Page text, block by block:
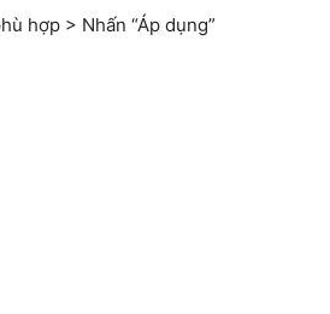
hợp > Nhấn “Áp dụng”